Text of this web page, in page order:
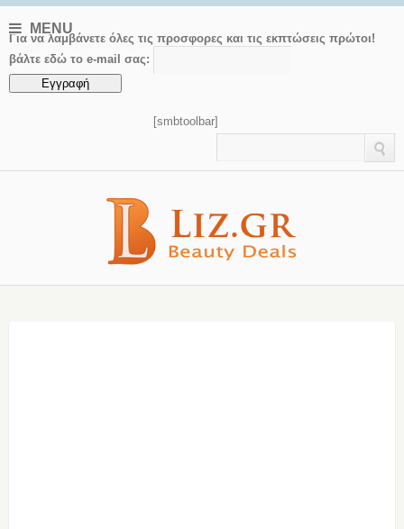
MENU
Για να λαμβάνετε όλες τις προσφορες και τις εκπτώσεις πρώτοι!
βάλτε εδώ το e-mail σας:
[smbtoolbar]